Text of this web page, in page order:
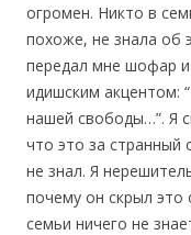
огромен. Никто в
похоже, не знала об
передал мне шофар
идишским акцентом:
нашей свободы…”. Я
что это за странный
не знал. Я
почему он скрыл это
семьи ничего не